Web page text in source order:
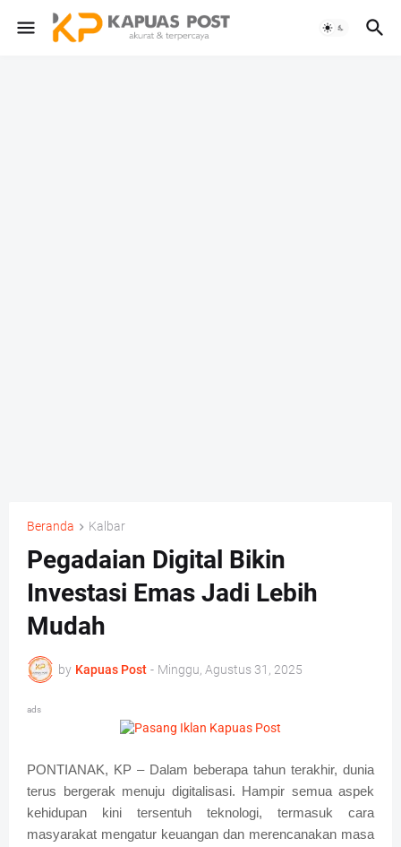
Beranda Kalbar
Pegadaian Digital Bikin
Investasi Emas Jadi Lebih
Mudah
by Kapuas Post - Minggu, Agustus 31, 2025
ads
PONTIANAK, KP – Dalam beberapa tahun terakhir, dunia
terus bergerak menuju digitalisasi. Hampir semua aspek
kehidupan kini tersentuh teknologi, termasuk cara
masyarakat mengatur keuangan dan merencanakan masa